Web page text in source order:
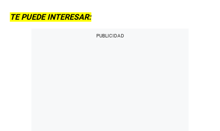
TE PUEDE INTERESAR: